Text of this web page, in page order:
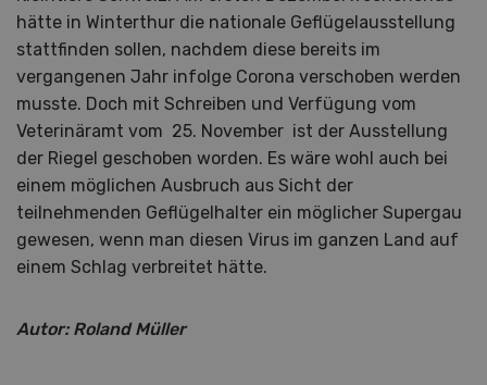
hätte in Winterthur die nationale Geflügelausstellung
stattfinden sollen, nachdem diese bereits im
vergangenen Jahr infolge Corona verschoben werden
musste. Doch mit Schreiben und Verfügung vom
Veterinäramt vom 25. November ist der Ausstellung
der Riegel geschoben worden. Es wäre wohl auch bei
einem möglichen Ausbruch aus Sicht der
teilnehmenden Geflügelhalter ein möglicher Supergau
gewesen, wenn man diesen Virus im ganzen Land auf
einem Schlag verbreitet hätte.
Autor: Roland Müller